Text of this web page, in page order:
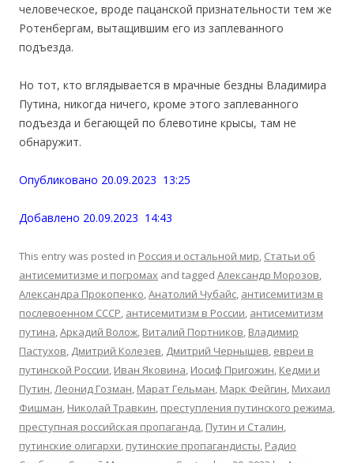
человеческое, вроде пацанской признательности тем же
Ротенбергам, вытащившим его из заплеванного
подъезда.
Но тот, кто вглядывается в мрачные бездны Владимира
Путина, никогда ничего, кроме этого заплеванного
подъезда и бегающей по блевотине крысы, там не
обнаружит.
Опубликовано 20.09.2023 13:25
Добавлено 20.09.2023 14:43
This entry was posted in Россия и остальной мир, Статьи об
антисемитизме и погромах and tagged Александр Морозов,
Александра Прокопенко,Анатолий Чубайс, антисемитизм в
послевоенном СССР, антисемитизм в России, антисемитизм
путина,Аркадий Волож, Виталий Портников, Владимир
Пастухов, Дмитрий Колезев, Дмитрий Чернышев, евреи в
путинской России, Иван Яковина, Иосиф Пригожин, Кедми и
Путин,Леонид Гозман, Марат Гельман, Марк Фейгин, Михаил
Фишман, Николай Травкин, преступления путинского режима,
преступная российская пропаганда, Путин и Сталин,
путинские олигархи, путинские пропагандисты, Радио